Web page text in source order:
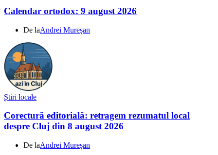
Calendar ortodox: 9 august 2026
De laAndrei Mureșan
Știri locale
Corectură editorială: retragem rezumatul local
despre Cluj din 8 august 2026
De laAndrei Mureșan